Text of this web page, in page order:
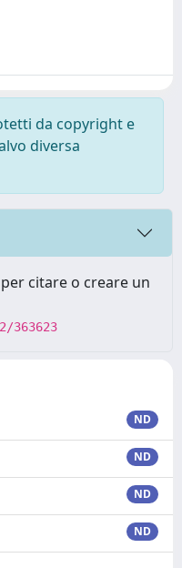
da copyright e
diversa
citare o creare un
363623
ND
ND
ND
ND